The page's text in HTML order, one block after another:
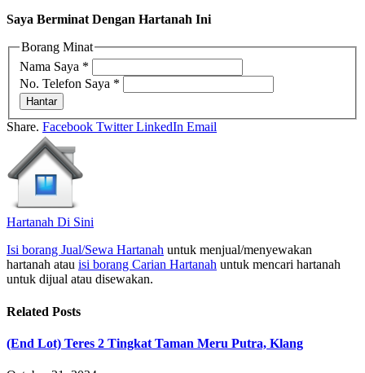
Saya Berminat Dengan Hartanah Ini
Borang Minat
Nama Saya *
No. Telefon Saya *
Hantar
Share. Facebook Twitter LinkedIn Email
Hartanah Di Sini
Isi borang Jual/Sewa Hartanah untuk menjual/menyewakan
hartanah atau isi borang Carian Hartanah untuk mencari hartanah
untuk dijual atau disewakan.
Related Posts
(End Lot) Teres 2 Tingkat Taman Meru Putra, Klang